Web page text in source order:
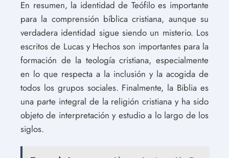
En resumen, la identidad de Teófilo es importante
para la comprensión bíblica cristiana, aunque su
verdadera identidad sigue siendo un misterio. Los
escritos de Lucas y Hechos son importantes para la
formación de la teología cristiana, especialmente
en lo que respecta a la inclusión y la acogida de
todos los grupos sociales. Finalmente, la Biblia es
una parte integral de la religión cristiana y ha sido
objeto de interpretación y estudio a lo largo de los
siglos.